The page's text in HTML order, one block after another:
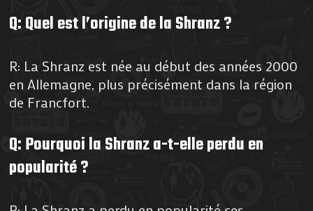
Q: Quel est l’origine de la Shranz ?
R: La Shranz est née au début des années 2000
en Allemagne, plus précisément dans la région
de Francfort.
Q: Pourquoi la Shranz a-t-elle perdu en
popularité ?